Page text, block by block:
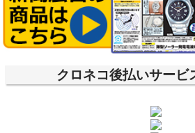
クロネコ後払いサービ